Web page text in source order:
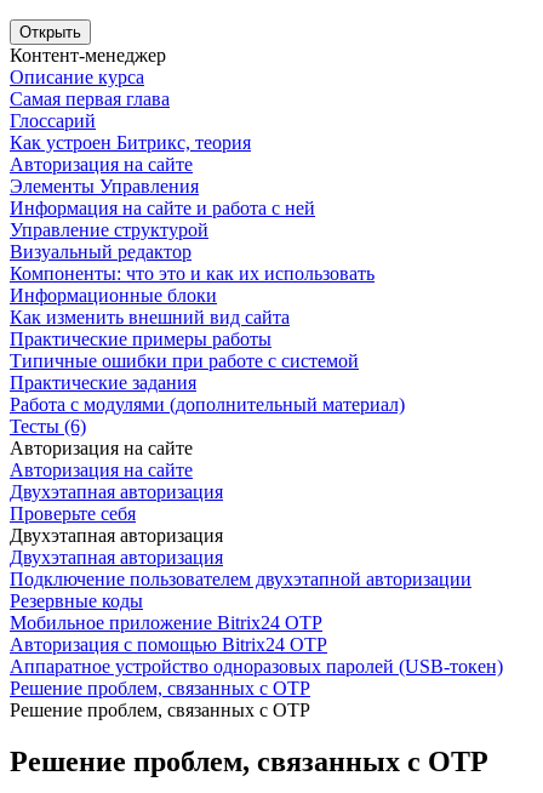
Открыть
Контент-менеджер
Описание курса
Самая первая глава
Глоссарий
Как устроен Битрикс, теория
Авторизация на сайте
Элементы Управления
Информация на сайте и работа с ней
Управление структурой
Визуальный редактор
Компоненты: что это и как их использовать
Информационные блоки
Как изменить внешний вид сайта
Практические примеры работы
Типичные ошибки при работе с системой
Практические задания
Работа с модулями (дополнительный материал)
Тесты (6)
Авторизация на сайте
Авторизация на сайте
Двухэтапная авторизация
Проверьте себя
Двухэтапная авторизация
Двухэтапная авторизация
Подключение пользователем двухэтапной авторизации
Резервные коды
Мобильное приложение Bitrix24 OTP
Авторизация с помощью Bitrix24 OTP
Аппаратное устройство одноразовых паролей (USB-токен)
Решение проблем, связанных с OTP
Решение проблем, связанных с OTP
Решение проблем, связанных с OTP